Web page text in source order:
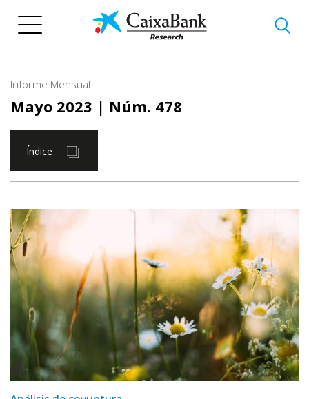
Informe Mensual
Mayo 2023 | Núm. 478
Índice